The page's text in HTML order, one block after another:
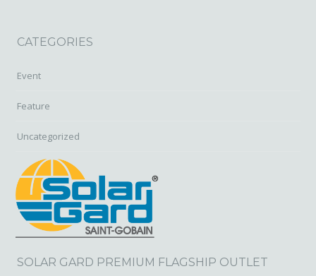
CATEGORIES
Event
Feature
Uncategorized
SOLAR GARD PREMIUM FLAGSHIP OUTLET